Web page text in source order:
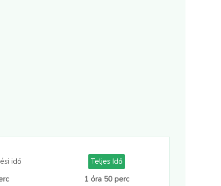
idő
Teljes Idő
1 óra 50 perc